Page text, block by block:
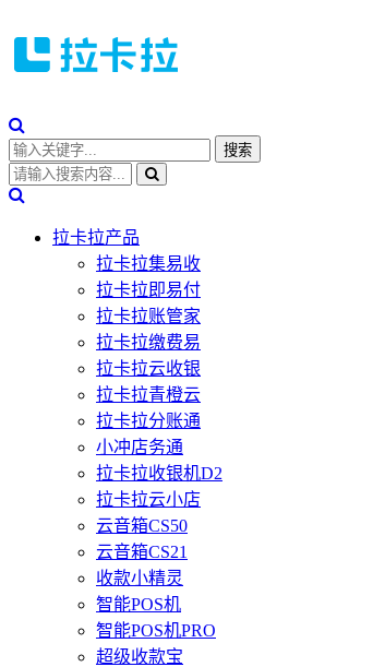
拉卡拉产品
拉卡拉集易收
拉卡拉即易付
拉卡拉账管家
拉卡拉缴费易
拉卡拉云收银
拉卡拉青橙云
拉卡拉分账通
小冲店务通
拉卡拉收银机D2
拉卡拉云小店
云音箱CS50
云音箱CS21
收款小精灵
智能POS机
智能POS机PRO
超级收款宝